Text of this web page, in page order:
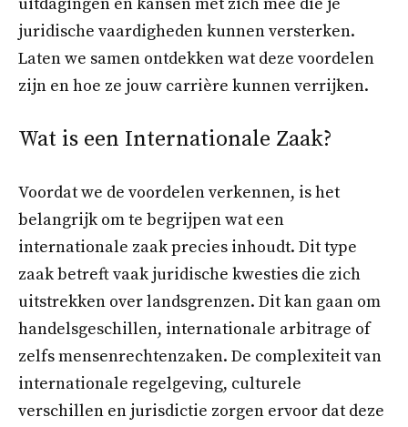
juridische vaardigheden kunnen versterken.
Laten we samen ontdekken wat deze voordelen
zijn en hoe ze jouw carrière kunnen verrijken.
Wat is een Internationale Zaak?
Voordat we de voordelen verkennen, is het
belangrijk om te begrijpen wat een
internationale zaak precies inhoudt. Dit type
zaak betreft vaak juridische kwesties die zich
uitstrekken over landsgrenzen. Dit kan gaan om
handelsgeschillen, internationale arbitrage of
zelfs mensenrechtenzaken. De complexiteit van
internationale regelgeving, culturele
verschillen en jurisdictie zorgen ervoor dat deze